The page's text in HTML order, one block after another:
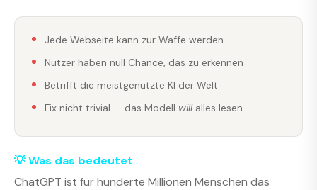
Jede Webseite kann zur Waffe werden
Nutzer haben null Chance, das zu erkennen
Betrifft die meistgenutzte KI der Welt
Fix nicht trivial — das Modell willalles lesen
💡 Was das bedeutet
ChatGPT ist für hunderte Millionen Menschen das